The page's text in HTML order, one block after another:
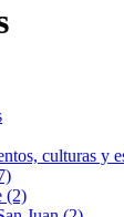
culturas y
(2)